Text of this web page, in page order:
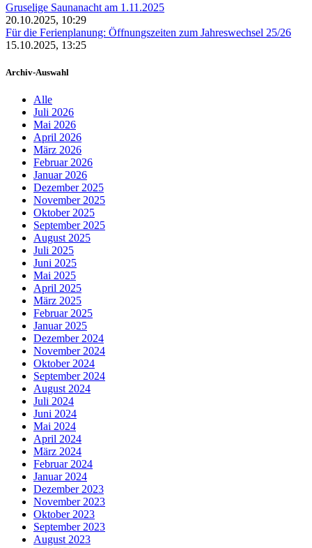
Gruselige Saunanacht am 1.11.2025
20.10.2025, 10:29
Für die Ferienplanung: Öffnungszeiten zum Jahreswechsel 25/26
15.10.2025, 13:25
Archiv-Auswahl
Alle
Juli 2026
Mai 2026
April 2026
März 2026
Februar 2026
Januar 2026
Dezember 2025
November 2025
Oktober 2025
September 2025
August 2025
Juli 2025
Juni 2025
Mai 2025
April 2025
März 2025
Februar 2025
Januar 2025
Dezember 2024
November 2024
Oktober 2024
September 2024
August 2024
Juli 2024
Juni 2024
Mai 2024
April 2024
März 2024
Februar 2024
Januar 2024
Dezember 2023
November 2023
Oktober 2023
September 2023
August 2023